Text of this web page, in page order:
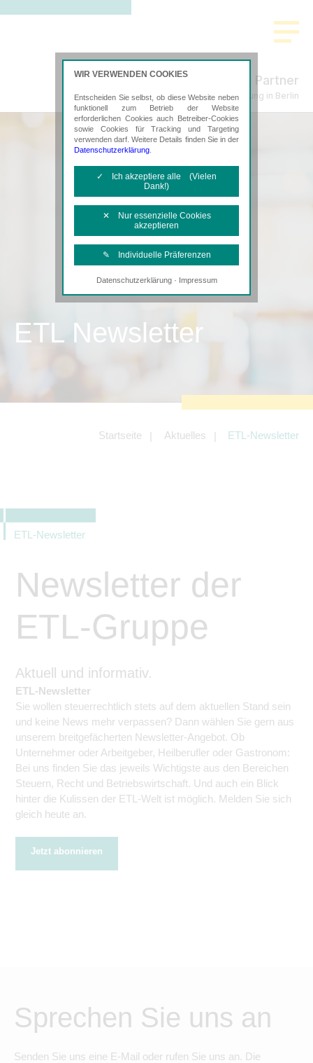
Küpper & Partner
Steuerberatung in Berlin
ETL Newsletter
Startseite Aktuelles ETL-Newsletter
ETL-Newsletter
Newsletter der
ETL-Gruppe
Aktuell und informativ.
ETL-Newsletter
Sie wollen steuerrechtlich stets auf dem aktuellen Stand sein
und keine News mehr verpassen? Dann wählen Sie gern aus
unserem breitgefächerten Newsletter-Angebot. Ob
Unternehmer oder Arbeitgeber, Heilberufler oder Gastronom:
Bei uns finden Sie das jeweils Wichtigste aus den Bereichen
Steuern, Recht und Betriebswirtschaft. Und auch ein Blick
hinter die Kulissen der ETL-Welt ist möglich. Melden Sie sich
gleich heute an.
Jetzt abonnieren
Sprechen Sie uns an
Senden Sie uns eine E-Mail oder rufen Sie uns an. Die
WIR VERWENDEN COOKIES
Entscheiden Sie selbst, ob diese Website neben
funktionell zum Betrieb der Website
erforderlichen Cookies auch Betreiber-Cookies
sowie Cookies für Tracking und Targeting
verwenden darf. Weitere Details finden Sie in der
Datenschutzerklärung
✓ Ich akzeptiere alle (Vielen
Dank!)
✕ Nur essenzielle Cookies
akzeptieren
✎ Individuelle Präferenzen
Notwendige Cookies
Diese Cookies sind erforderlich, um die
Tracking- und Targeting-Cookies
Angebotes einschließlich der
Angeboten von z.B. Facebook und
LinkedIn.
Datenschutzerklärung· Impressum